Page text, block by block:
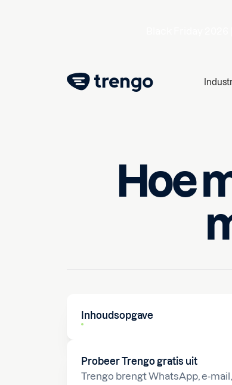
Hoe
12 februari 2026
Inhoudsopgave
Probeer Trengo gratis uit
Trengo brengt WhatsApp, e-mail,